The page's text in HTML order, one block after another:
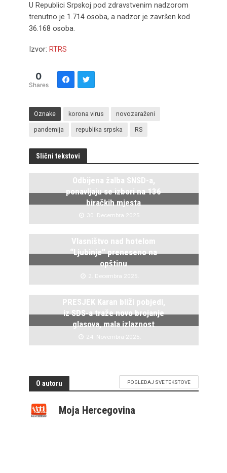
U Republici Srpskoj pod zdravstvenim nadzorom
trenutno je 1.714 osoba, a nadzor je završen kod
36.168 osoba.
Izvor: RTRS
0
Shares
Oznake korona virus novozaraženi
pandemija republika srpska RS
Slični tekstovi
Odbijena žalba SNSD-a,
ponavljaju se izbori na 136
biračkih mjesta
30. Decembra 2025.
Vlasništvo nad hotelom
“Ljubinje” preneseno na
opštinu
2. Decembra 2025.
PRESJEK Karan bliži pobjedi,
iz SDS-a traže novo brojanje
glasova, mala izlaznost
24. Novembra 2025.
O autoru POGLEDAJ SVE TEKSTOVE
Moja Hercegovina